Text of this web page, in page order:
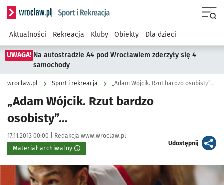
Serwis informacyjny wroclaw.pl podserwis: Sport i rekreacja
Aktualności Rekreacja Kluby Obiekty Dla dzieci
UWAGA! Na autostradzie A4 pod Wrocławiem zderzyły się 4
samochody
wroclaw.pl Sport i rekreacja „Adam Wójcik. Rzut bardzo osobisty”…
„Adam Wójcik. Rzut bardzo
osobisty”…
Data publikacji:
17.11.2013 00:00 | Autor:
Redakcja www.wroclaw.pl
Materiał archiwalny
Udostępnijartykuł
Kliknij, aby powiększyć